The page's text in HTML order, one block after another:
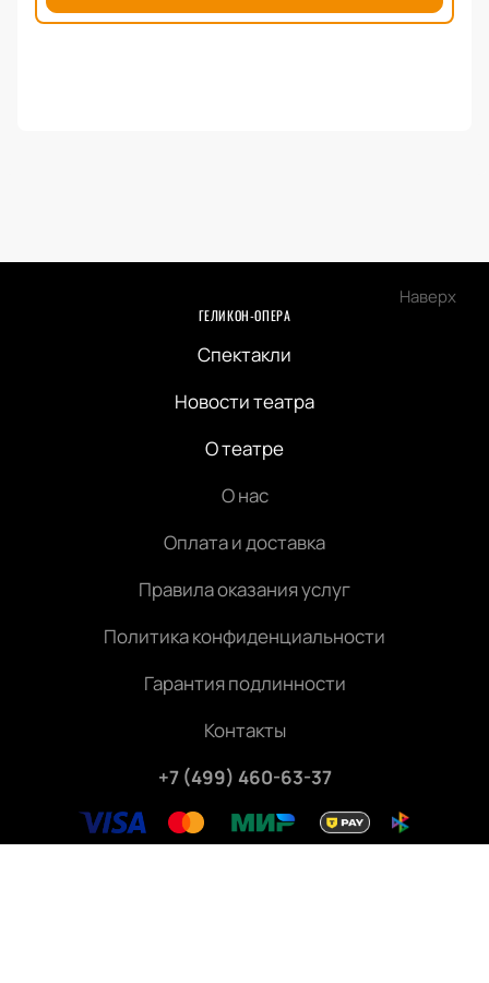
Наверх
ГЕЛИКОН-ОПЕРА
Спектакли
Новости театра
О театре
О нас
Оплата и доставка
Правила оказания услуг
Политика конфиденциальности
Гарантия подлинности
Контакты
+7 (499) 460-63-37